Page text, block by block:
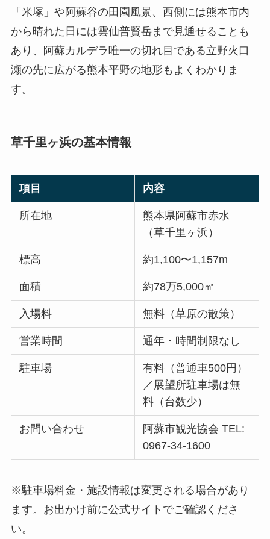
「米塚」や阿蘇谷の田園風景、西側には熊本市内
から晴れた日には雲仙普賢岳まで見通せることも
あり、阿蘇カルデラ唯一の切れ目である立野火口
瀬の先に広がる熊本平野の地形もよくわかりま
す。
草千里ヶ浜の基本情報
項目 内容
所在地
熊本県阿蘇市赤水
（草千里ヶ浜）
標高 約1,100〜1,157m
面積 約78万5,000㎡
入場料 無料（草原の散策）
営業時間 通年・時間制限なし
駐車場
有料（普通車500円）
／展望所駐車場は無
料（台数少）
お問い合わせ
阿蘇市観光協会 TEL:
0967-34-1600
※駐車場料金・施設情報は変更される場合があり
ます。お出かけ前に公式サイトでご確認くださ
い。